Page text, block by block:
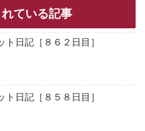
ている記事
ト日記［８６２日目］
ト日記［８５８日目］